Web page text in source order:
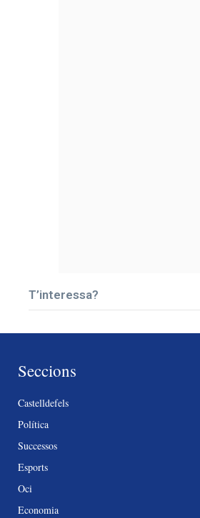
T’interessa?
Seccions
Castelldefels
Política
Successos
Esports
Oci
Economia